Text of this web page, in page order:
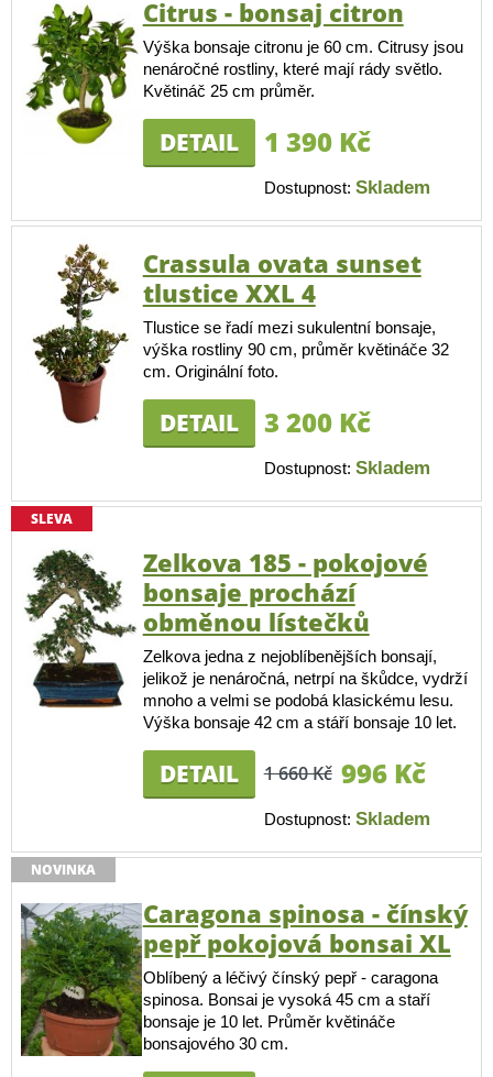
Citrus - bonsaj citron
Výška bonsaje citronu je 60 cm. Citrusy jsou
nenáročné rostliny, které mají rády světlo.
Květináč 25 cm průměr.
DETAIL 1 390 Kč
Dostupnost: Skladem
Crassula ovata sunset
tlustice XXL 4
Tlustice se řadí mezi sukulentní bonsaje,
výška rostliny 90 cm, průměr květináče 32
cm. Originální foto.
DETAIL 3 200 Kč
Dostupnost: Skladem
SLEVA
Zelkova 185 - pokojové
bonsaje prochází
obměnou lístečků
Zelkova jedna z nejoblíbenějších bonsají,
jelikož je nenáročná, netrpí na škůdce, vydrží
mnoho a velmi se podobá klasickému lesu.
Výška bonsaje 42 cm a stáří bonsaje 10 let.
DETAIL 1 660 Kč 996 Kč
Dostupnost: Skladem
NOVINKA
Caragona spinosa - čínský
pepř pokojová bonsai XL
Oblíbený a léčivý čínský pepř - caragona
spinosa. Bonsai je vysoká 45 cm a staří
bonsaje je 10 let. Průměr květináče
bonsajového 30 cm.